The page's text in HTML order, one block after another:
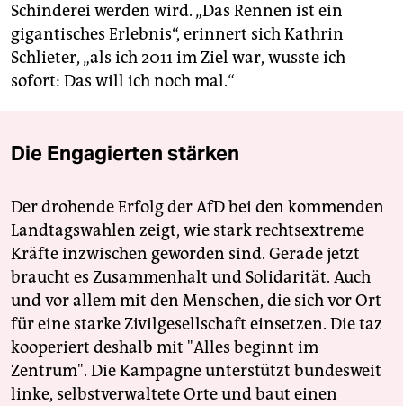
Schinderei werden wird. „Das Rennen ist ein
gigantisches Erlebnis“, erinnert sich Kathrin
Schlieter, „als ich 2011 im Ziel war, wusste ich
sofort: Das will ich noch mal.“
Die Engagierten stärken
Der drohende Erfolg der AfD bei den kommenden
Landtagswahlen zeigt, wie stark rechtsextreme
Kräfte inzwischen geworden sind. Gerade jetzt
braucht es Zusammenhalt und Solidarität. Auch
und vor allem mit den Menschen, die sich vor Ort
für eine starke Zivilgesellschaft einsetzen. Die taz
kooperiert deshalb mit "Alles beginnt im
Zentrum". Die Kampagne unterstützt bundesweit
linke, selbstverwaltete Orte und baut einen